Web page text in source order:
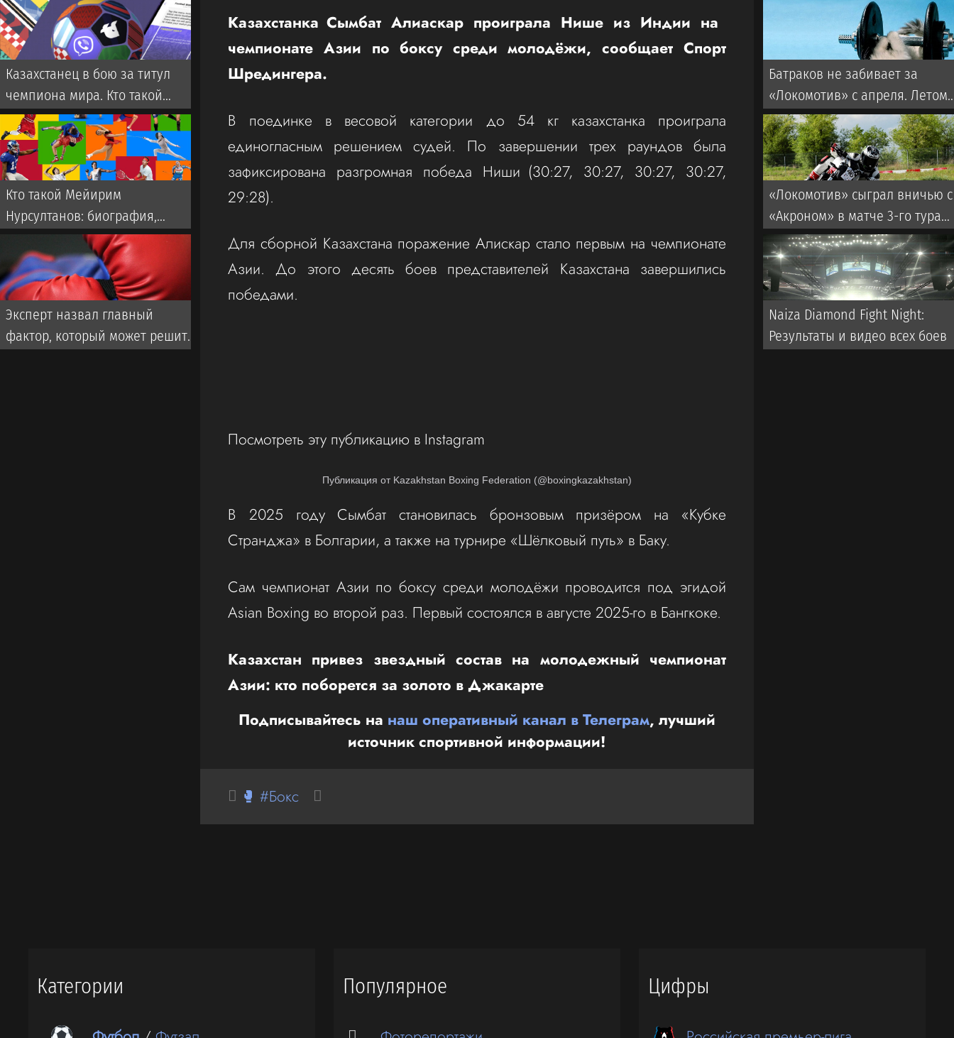
Казахстанка Сымбат Алиаскар проиграла Нише из Индии на
чемпионате Азии по боксу среди молодёжи, сообщает Спорт
Шредингера.
В поединке в весовой категории до 54 кг казахстанка проиграла
единогласным решением судей. По завершении трех раундов была
зафиксирована разгромная победа Ниши (30:27, 30:27, 30:27, 30:27,
29:28).
Для сборной Казахстана поражение Алискар стало первым на чемпионате
Азии. До этого десять боев представителей Казахстана завершились
победами.
Посмотреть эту публикацию в Instagram
Публикация от Kazakhstan Boxing Federation (@boxingkazakhstan)
В 2025 году Сымбат становилась бронзовым призёром на «Кубке
Странджа» в Болгарии, а также на турнире «Шёлковый путь» в Баку.
Сам чемпионат Азии по боксу среди молодёжи проводится под эгидой
Asian Boxing во второй раз. Первый состоялся в августе 2025-го в Бангкоке.
Казахстан привез звездный состав на молодежный чемпионат
Азии: кто поборется за золото в Джакарте
Подписывайтесь на наш оперативный канал в Телеграм, лучший
источник спортивной информации!
🥊 #Бокс
Казахстанец в бою за титул
чемпиона мира. Кто такой
Мейирим Нурсултанов:
биография, бои
Кто такой Мейирим
Нурсултанов: биография,
рекорд, статистика, следующий
бой и последние новости
Эксперт назвал главный
фактор, который может решить
Батраков не забивает за
«Локомотив» с апреля. Летом
от покупки россиянина
отказался победитель Лиги
чемпионов
«Локомотив» сыграл вничью с
«Акроном» в матче 3-го тура
РПЛ
Naiza Diamond Fight Night:
Результаты и видео всех боев
Категории Популярное Цифры